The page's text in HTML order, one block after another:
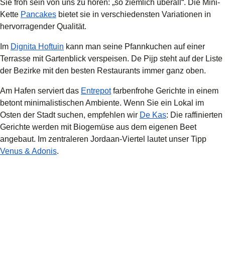
Sie froh sein von uns zu hören: „so ziemlich überall“. Die Mini-
Kette Pancakes( Öffnet einen neuen Tab)
bietet sie in verschiedensten Variationen in
hervorragender Qualität.
Im Dignita Hoftuin Öffnet einen neuen Tab)
kann man seine Pfannkuchen auf einer
Terrasse mit Gartenblick verspeisen. De Pijp steht auf der Liste
der Bezirke mit den besten Restaurants immer ganz oben.
Am Hafen serviert das Entrepot(Öffnet einen neuen Tab )
farbenfrohe Gerichte in einem
betont minimalistischen Ambiente. Wenn Sie ein Lokal im
Osten der Stadt suchen, empfehlen wir De Kas( Öffnet einen
: Die raffinierten
Gerichte werden mit Biogemüse aus dem eigenen Beet
angebaut. Im zentraleren Jordaan-Viertel lautet unser Tipp
Venus & Adonis(.